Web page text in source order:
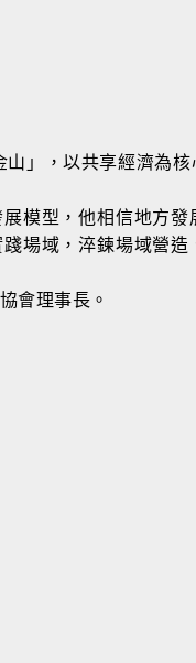
」，以共享經濟為
模型，他相信地方
場域，淬鍊場域營
會理事長。